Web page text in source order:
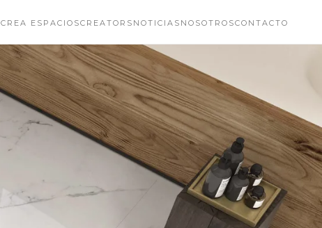
CREA ESPACIOSCREATORS NOTICIAS NOSOTROSCONTACTO